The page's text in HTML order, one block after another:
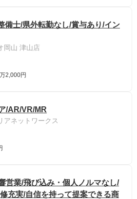
備士/県外転勤なし/賞与あり/イン
岡山 津山店
2,000円
/AR/VR/MR
アネットワークス
営業/飛び込み・個人ノルマなし/
充実/自信を持って提案できる商